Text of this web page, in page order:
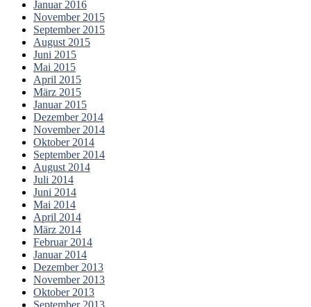
Januar 2016
November 2015
September 2015
August 2015
Juni 2015
Mai 2015
April 2015
März 2015
Januar 2015
Dezember 2014
November 2014
Oktober 2014
September 2014
August 2014
Juli 2014
Juni 2014
Mai 2014
April 2014
März 2014
Februar 2014
Januar 2014
Dezember 2013
November 2013
Oktober 2013